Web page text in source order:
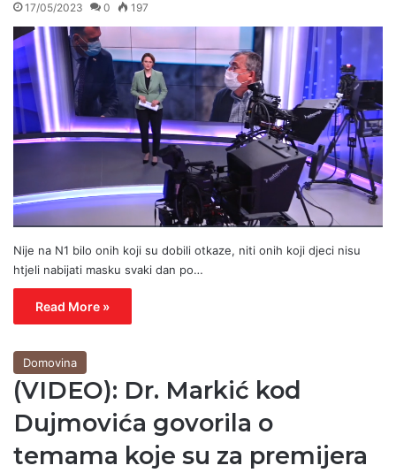
17/05/2023 0 197
Nije na N1 bilo onih koji su dobili otkaze, niti onih koji djeci nisu
htjeli nabijati masku svaki dan po…
Read More »
Domovina
(VIDEO): Dr. Markić kod
Dujmovića govorila o
temama koje su za premijera